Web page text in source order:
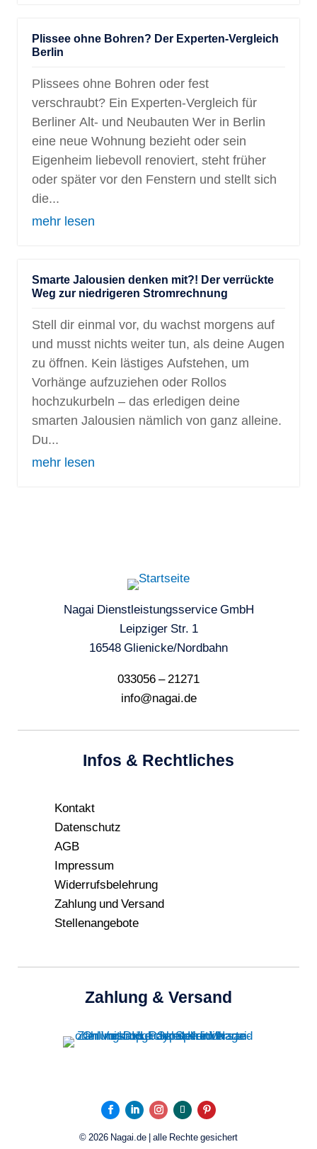
Plissee ohne Bohren? Der Experten-Vergleich
Berlin
Plissees ohne Bohren oder fest
verschraubt? Ein Experten-Vergleich für
Berliner Alt- und Neubauten Wer in Berlin
eine neue Wohnung bezieht oder sein
Eigenheim liebevoll renoviert, steht früher
oder später vor den Fenstern und stellt sich
die...
mehr lesen
Smarte Jalousien denken mit?! Der verrückte
Weg zur niedrigeren Stromrechnung
Stell dir einmal vor, du wachst morgens auf
und musst nichts weiter tun, als deine Augen
zu öffnen. Kein lästiges Aufstehen, um
Vorhänge aufzuziehen oder Rollos
hochzukurbeln – das erledigen deine
smarten Jalousien nämlich von ganz alleine.
Du...
mehr lesen
Nagai Dienstleistungsservice GmbH
Leipziger Str. 1
16548 Glienicke/Nordbahn
033056 – 21271
info@nagai.de
Infos & Rechtliches
Kontakt
Datenschutz
AGB
Impressum
Widerrufsbelehrung
Zahlung und Versand
Stellenangebote
Zahlung & Versand
© 2026 Nagai.de | alle Rechte gesichert